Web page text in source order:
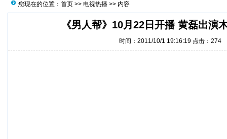
您现在的位置： 首页 >> 电视热播 >> 内容
《男人帮》10月22日开播 黄磊出演
时间：2011/10/1 19:16:19 点击： 274